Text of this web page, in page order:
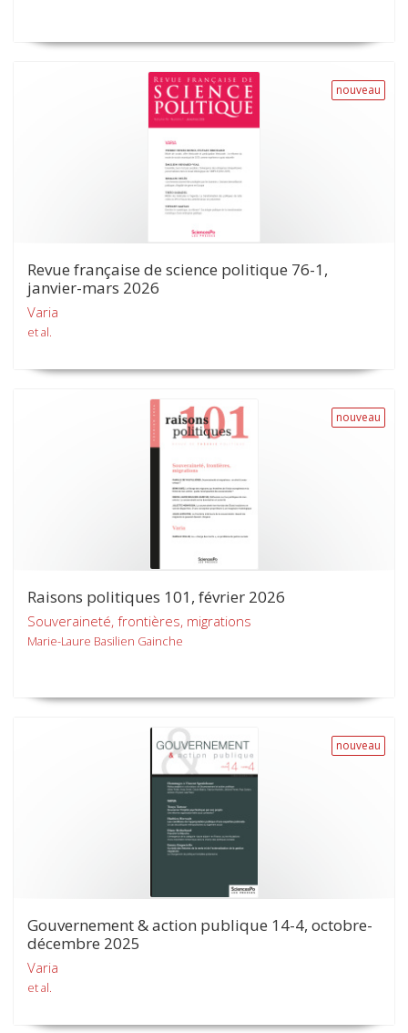
nouveau
Revue française de science politique 76-1,
janvier-mars 2026
Varia
et al.
nouveau
Raisons politiques 101, février 2026
Souveraineté, frontières, migrations
Marie-Laure Basilien Gainche
nouveau
Gouvernement & action publique 14-4, octobre-
décembre 2025
Varia
et al.